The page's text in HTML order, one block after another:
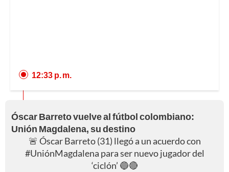
12:33 p. m.
Óscar Barreto vuelve al fútbol colombiano:
Unión Magdalena, su destino
🚨 Óscar Barreto (31) llegó a un acuerdo con
#UniónMagdalena para ser nuevo jugador del
‘ciclón’ 🔵🔴